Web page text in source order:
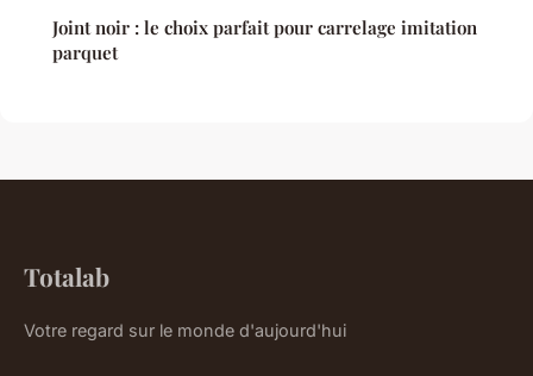
Joint noir : le choix parfait pour carrelage imitation
parquet
Totalab
Votre regard sur le monde d'aujourd'hui